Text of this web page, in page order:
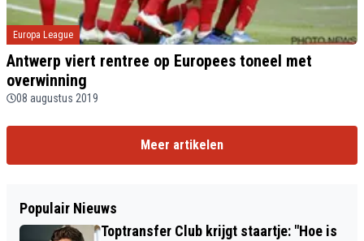
Europa League
Antwerp viert rentree op Europees toneel met
overwinning
08 augustus 2019
Meer artikelen
Populair Nieuws
Toptransfer Club krijgt staartje: "Hoe is